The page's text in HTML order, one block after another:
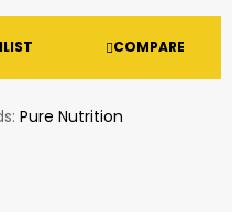
COMPARE
Pure Nutrition